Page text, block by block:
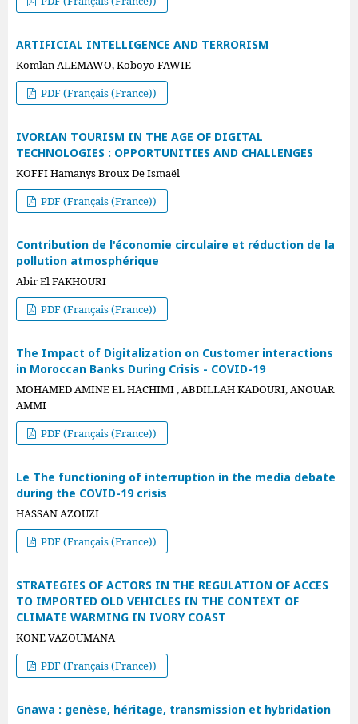
ARTIFICIAL INTELLIGENCE AND TERRORISM
Komlan ALEMAWO, Koboyo FAWIE
PDF (Français (France))
IVORIAN TOURISM IN THE AGE OF DIGITAL
TECHNOLOGIES : OPPORTUNITIES AND CHALLENGES
KOFFI Hamanys Broux De Ismaël
PDF (Français (France))
Contribution de l'économie circulaire et réduction de la
pollution atmosphérique
Abir El FAKHOURI
PDF (Français (France))
The Impact of Digitalization on Customer interactions
in Moroccan Banks During Crisis - COVID-19
MOHAMED AMINE EL HACHIMI , ABDILLAH KADOURI, ANOUAR
AMMI
PDF (Français (France))
Le The functioning of interruption in the media debate
during the COVID-19 crisis
HASSAN AZOUZI
PDF (Français (France))
STRATEGIES OF ACTORS IN THE REGULATION OF ACCES
TO IMPORTED OLD VEHICLES IN THE CONTEXT OF
CLIMATE WARMING IN IVORY COAST
KONE VAZOUMANA
PDF (Français (France))
Gnawa : genèse, héritage, transmission et hybridation